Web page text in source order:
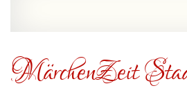
MärchenZeit